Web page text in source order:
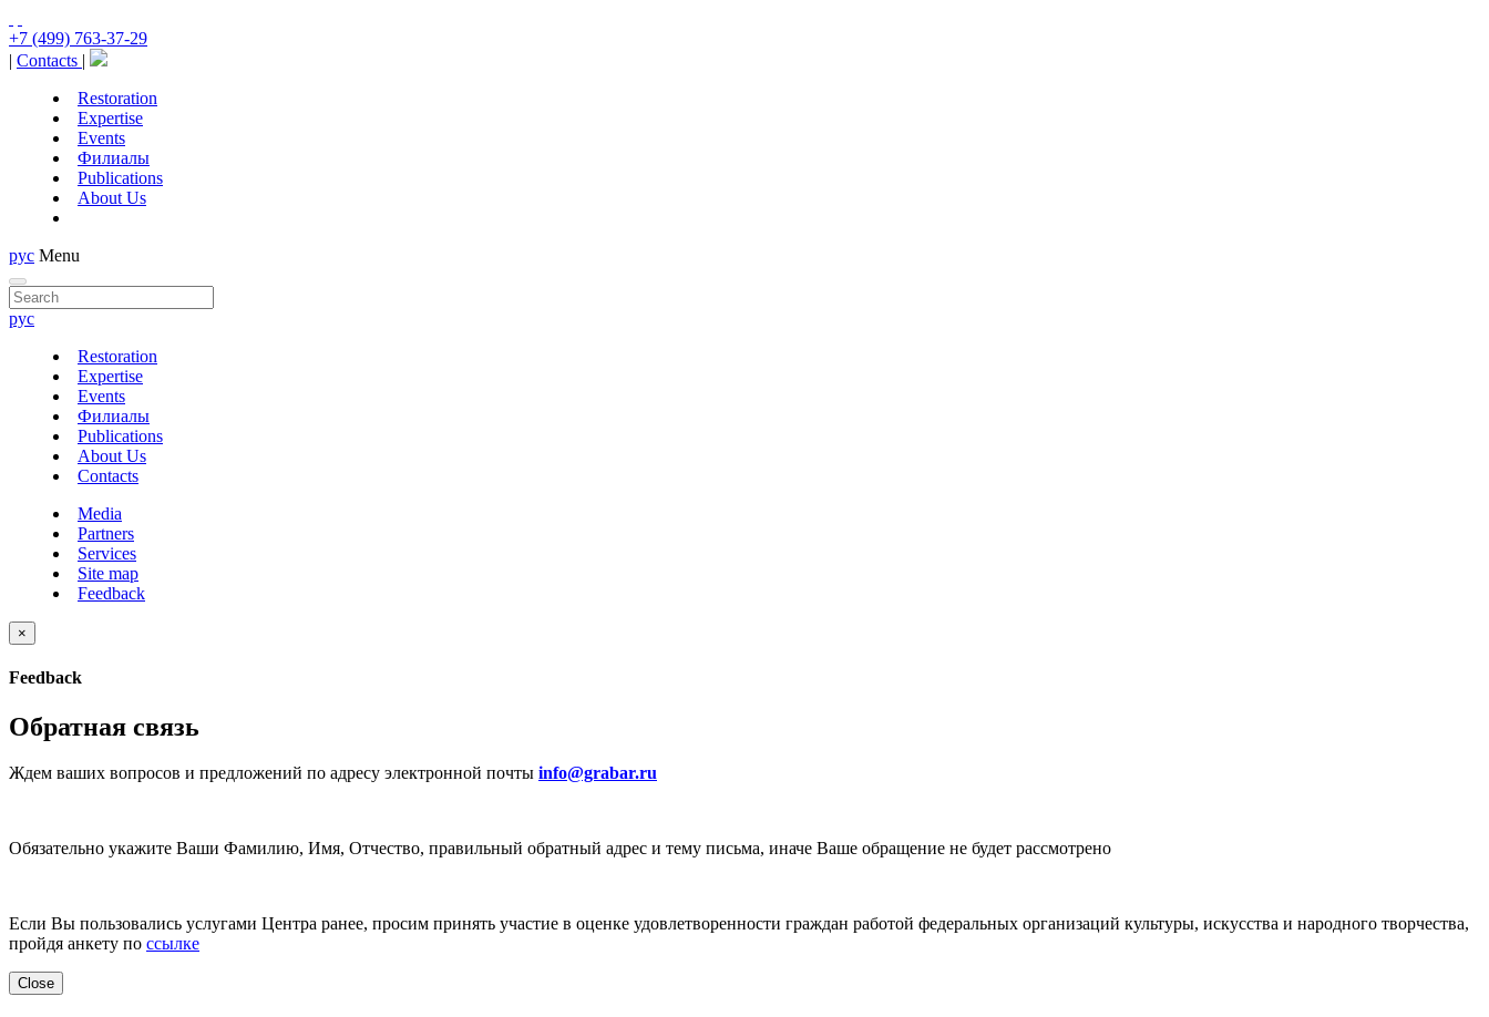
+7 (499) 763-37-29
| Contacts |
Restoration
Expertise
Events
Филиалы
Publications
About Us
рус Menu
рус
Restoration
Expertise
Events
Филиалы
Publications
About Us
Contacts
Media
Partners
Services
Site map
Feedback
×
Feedback
Обратная связь
Ждем ваших вопросов и предложений по адресу электронной почты info@grabar.ru
Обязательно укажите Ваши Фамилию, Имя, Отчество, правильный обратный адрес и тему письма, иначе Ваше обращение не будет рассмотрено
Если Вы пользовались услугами Центра ранее, просим принять участие в оценке удовлетворенности граждан работой федеральных организаций культуры, искусства и народного творчества,
пройдя анкету по ссылке
Close